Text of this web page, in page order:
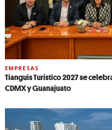
EMPRESAS
Tianguis Turístico 2027 se
CDMX y Guanajuato